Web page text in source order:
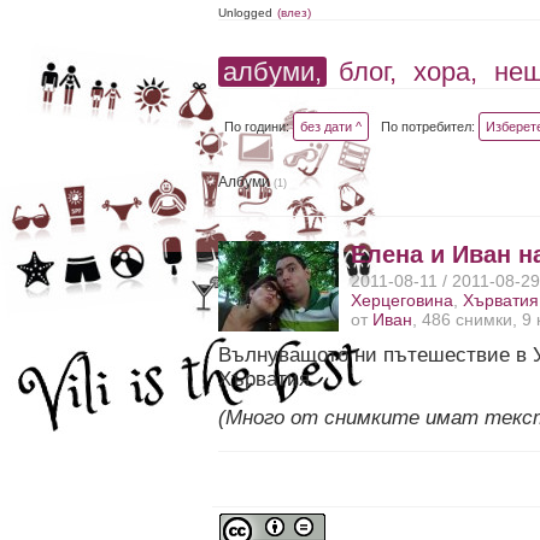
Unlogged (влез)
албуми, блог, хора,
По години: без дати ^ По потребител:
Албуми(1)
Елена и Иван
2011-08-11 / 2011-08-
Херцеговина ,Хърватия
от Иван , 486 снимки, 9
Вълнуващото ни пътешествие в
Хърватия.
(Много от снимките имат